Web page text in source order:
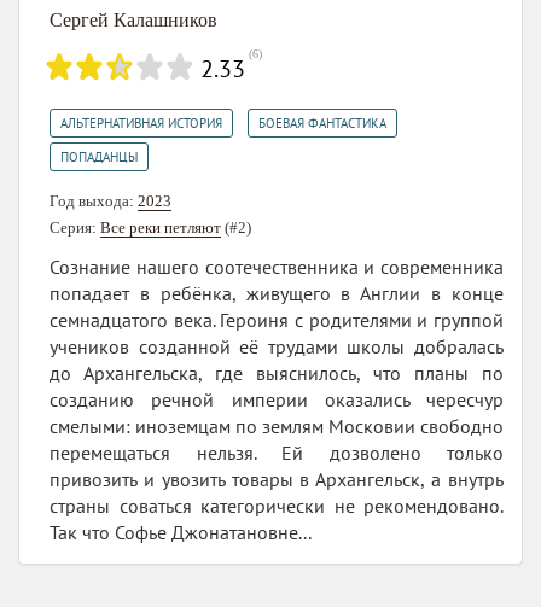
Сергей Калашников
2.33 (6)
АЛЬТЕРНАТИВНАЯ ИСТОРИЯ БОЕВАЯ ФАНТАСТИКА
ПОПАДАНЦЫ
Год выхода: 2023
Серия: Все реки петляют (#2)
Сознание нашего соотечественника и современника
попадает в ребёнка, живущего в Англии в конце
семнадцатого века. Героиня с родителями и группой
учеников созданной её трудами школы добралась
до Архангельска, где выяснилось, что планы по
созданию речной империи оказались чересчур
смелыми: иноземцам по землям Московии свободно
перемещаться нельзя. Ей дозволено только
привозить и увозить товары в Архангельск, а внутрь
страны соваться категорически не рекомендовано.
Так что Софье Джонатановне...